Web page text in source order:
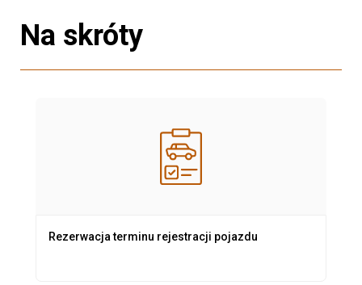
Na skróty
Rezerwacja terminu rejestracji pojazdu